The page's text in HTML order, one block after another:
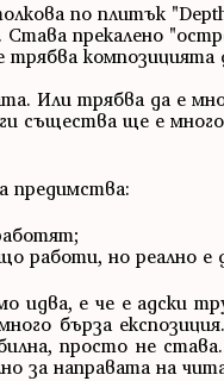
по плитък
Става прекалено
трябва
Или трябва да е
същества ще е
предимства:
работи, но реално е
идва, е че е адски
бърза
просто не
за направата на